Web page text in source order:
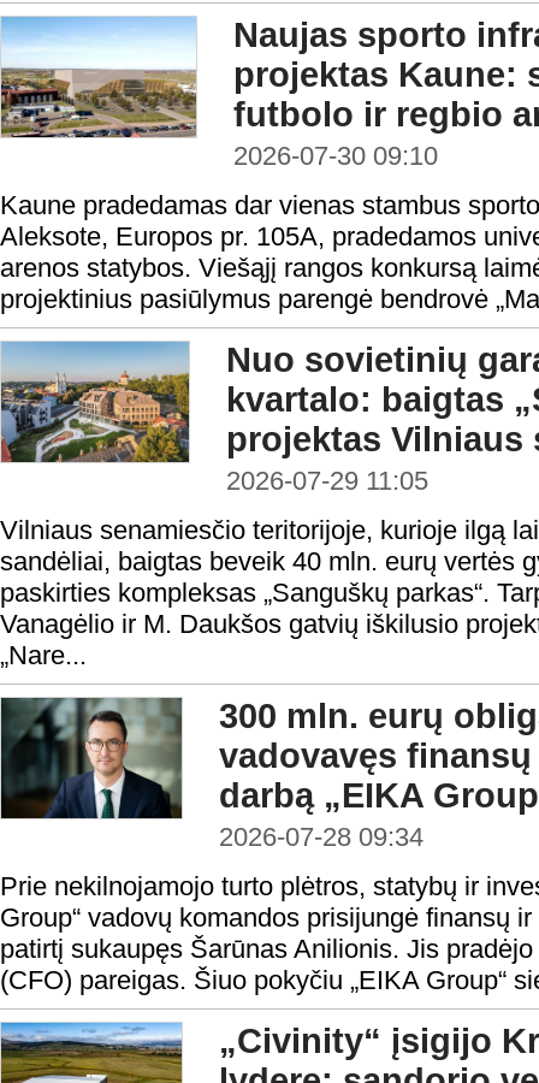
Naujas sporto
projektas Kaune:
futbolo ir regbio
2026-07-30 09:10
Kaune pradedamas dar vienas stambus
Aleksote, Europos pr. 105A, pradedamos
arenos statybos. Viešąjį rangos konkursą
projektinius pasiūlymus parengė bendrovė
Nuo sovietinių
kvartalo: baigtas
projektas Vilniaus
2026-07-29 11:05
Vilniaus senamiesčio teritorijoje, kurioje ilgą
sandėliai, baigtas beveik 40 mln. eurų vertės
paskirties kompleksas „Sanguškų parkas“.
Vanagėlio ir M. Daukšos gatvių iškilusio
„Nare...
300 mln. eurų
vadovavęs
darbą „EIKA
2026-07-28 09:34
Prie nekilnojamojo turto plėtros, statybų ir
Group“ vadovų komandos prisijungė finansų
patirtį sukaupęs Šarūnas Anilionis. Jis
(CFO) pareigas. Šiuo pokyčiu „EIKA Group“
„Civinity“ įsigijo